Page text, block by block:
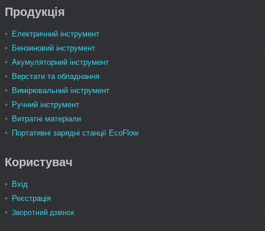
Продукція
Електричний інструмент
Бензиновий інструмент
Акумуляторний інструмент
Верстати та обладнання
Вимірювальний інструмент
Ручний інструмент
Витратні матеріали
Портативні зарядні станції EcoFlow
Користувач
Вхід
Реєстрація
Зворотний дзвінок